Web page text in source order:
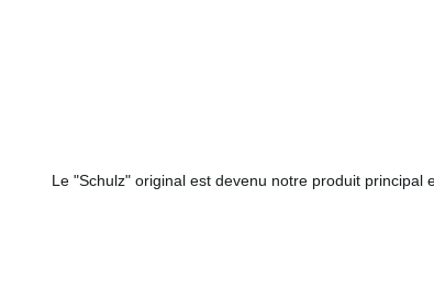
Le "Schulz" original est devenu notre produit principal